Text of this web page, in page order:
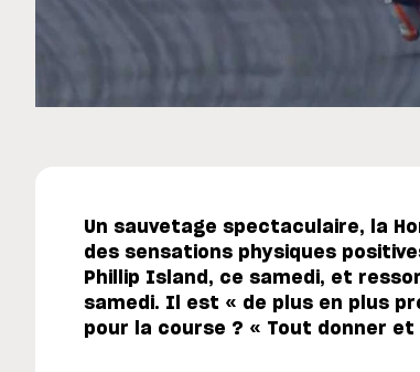
Un sauvetage spectaculaire, la
des sensations physiques
Phillip Island, ce samedi, et
samedi. Il est « de plus en plus
pour la course ? « Tout donner et